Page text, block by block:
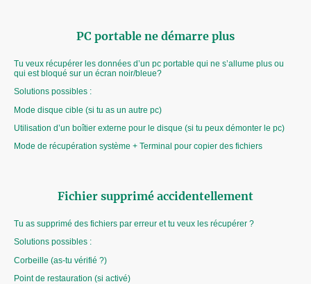
PC portable ne démarre plus
Tu veux récupérer les données d’un pc portable qui ne s’allume plus ou
qui est bloqué sur un écran noir/bleue?
Solutions possibles :
Mode disque cible (si tu as un autre pc)
Utilisation d’un boîtier externe pour le disque (si tu peux démonter le pc)
Mode de récupération système + Terminal pour copier des fichiers
Fichier supprimé accidentellement
Tu as supprimé des fichiers par erreur et tu veux les récupérer ?
Solutions possibles :
Corbeille (as-tu vérifié ?)
Point de restauration (si activé)